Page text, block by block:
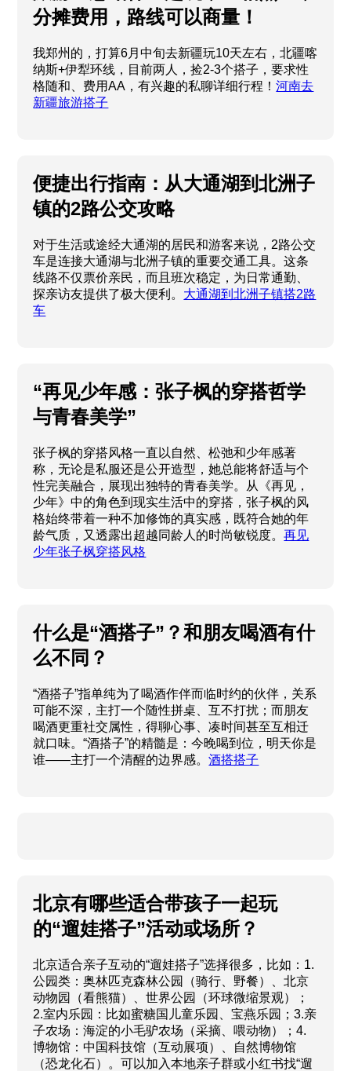
分摊费用，路线可以商量！
我郑州的，打算6月中旬去新疆玩10天左右，北疆喀
纳斯+伊犁环线，目前两人，捡2-3个搭子，要求性
格随和、费用AA，有兴趣的私聊详细行程！河南去
新疆旅游搭子
便捷出行指南：从大通湖到北洲子
镇的2路公交攻略
对于生活或途经大通湖的居民和游客来说，2路公交
车是连接大通湖与北洲子镇的重要交通工具。这条
线路不仅票价亲民，而且班次稳定，为日常通勤、
探亲访友提供了极大便利。 大通湖到北洲子镇搭2路
车
“再见少年感：张子枫的穿搭哲学
与青春美学”
张子枫的穿搭风格一直以自然、松弛和少年感著
称，无论是私服还是公开造型，她总能将舒适与个
性完美融合，展现出独特的青春美学。从《再见，
少年》中的角色到现实生活中的穿搭，张子枫的风
格始终带着一种不加修饰的真实感，既符合她的年
龄气质，又透露出超越同龄人的时尚敏锐度。再见
少年张子枫穿搭风格
什么是“酒搭子”？和朋友喝酒有什
么不同？
“酒搭子”指单纯为了喝酒作伴而临时约的伙伴，关系
可能不深，主打一个随性拼桌、互不打扰；而朋友
喝酒更重社交属性，得聊心事、凑时间甚至互相迁
就口味。“酒搭子”的精髓是：今晚喝到位，明天你是
谁——主打一个清醒的边界感。酒搭搭子
北京有哪些适合带孩子一起玩
的“遛娃搭子”活动或场所？
北京适合亲子互动的“遛娃搭子”选择很多，比如：1.
公园类：奥林匹克森林公园（骑行、野餐）、北京
动物园（看熊猫）、世界公园（环球微缩景观）；
2.室内乐园：比如蜜糖国儿童乐园、宝燕乐园；3.亲
子农场：海淀的小毛驴农场（采摘、喂动物）；4.
博物馆：中国科技馆（互动展项）、自然博物馆
（恐龙化石）。可以加入本地亲子群或小红书找“遛